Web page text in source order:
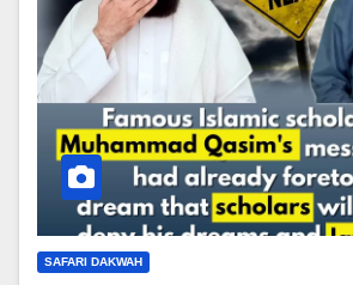
SAFARI DAKWAH